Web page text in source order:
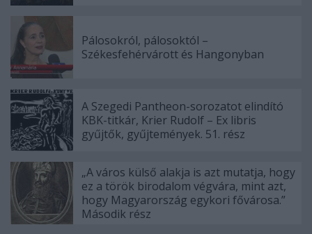
Pálosokról, pálosoktól –
Székesfehérvárott és Hangonyban
A Szegedi Pantheon-sorozatot elindító
KBK-titkár, Krier Rudolf – Ex libris
gyűjtők, gyűjtemények. 51. rész
„A város külső alakja is azt mutatja, hogy
ez a török birodalom végvára, mint azt,
hogy Magyarország egykori fővárosa.”
Második rész